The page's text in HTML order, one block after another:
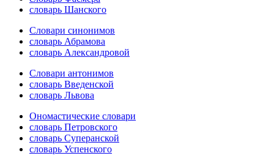
словарь Шанского
Словари синонимов
словарь Абрамова
словарь Александровой
Словари антонимов
словарь Введенской
словарь Львова
Ономастические словари
словарь Петровского
словарь Суперанской
словарь Успенского